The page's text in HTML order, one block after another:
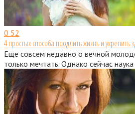
0 52
4 простых способа продлить жизнь и укрепить
Еще совсем недавно о вечной
только мечтать. Однако сейчас